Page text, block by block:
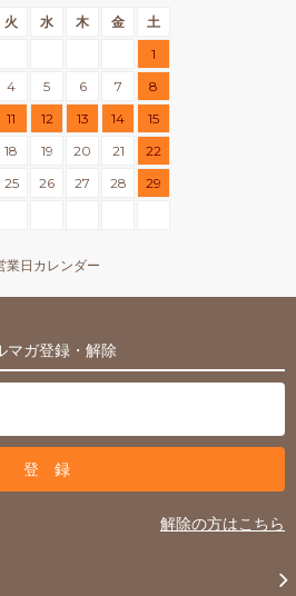
火 水 木 金
土
1
4 5 6 7
8
11 12 13 14
15
18 19 20 21
22
25 26 27 28
29
業日カレンダー
マガ登録・解除
解除の方はこちら